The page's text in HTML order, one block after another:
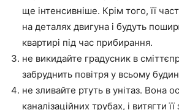
ще інтенсивніше. Крім того, її
на деталях двигуна і будуть
квартирі під час прибирання.
не викидайте градусник в
забруднить повітря у всьому
не зливайте ртуть в унітаз. Вона
каналізаційних трубах, і витягти